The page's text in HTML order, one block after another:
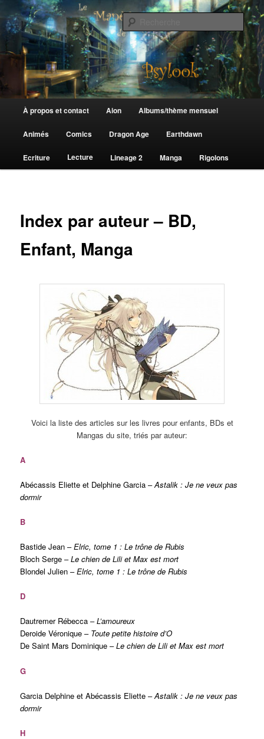
au
contenu
principalLe Manège de Psylook
principal
À propos et contact Aion Albums/thème mensuel
Animés Comics Dragon Age Earthdawn
Ecriture Lecture Lineage 2 Manga Rigolons
Index par auteur – BD,
Enfant, Manga
Voici la liste des articles sur les livres pour enfants, BDs et
Mangas du site, triés par auteur:
A
Abécassis Eliette et Delphine Garcia –Astalik : Je ne veux pas
dormir
B
Bastide Jean –Elric, tome 1 : Le trône de Rubis
Bloch Serge –Le chien de Lili et Max est mort
Blondel Julien –Elric, tome 1 : Le trône de Rubis
D
Dautremer Rébecca –L’amoureux
Deroide Véronique – Toute petite histoire d’O
De Saint Mars Dominique –Le chien de Lili et Max est mort
G
Garcia Delphine et Abécassis Eliette –Astalik : Je ne veux pas
dormir
H